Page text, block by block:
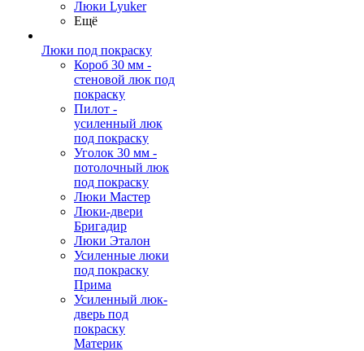
Люки Lyuker
Ещё
Люки под покраску
Короб 30 мм -
стеновой люк под
покраску
Пилот -
усиленный люк
под покраску
Уголок 30 мм -
потолочный люк
под покраску
Люки Мастер
Люки-двери
Бригадир
Люки Эталон
Усиленные люки
под покраску
Прима
Усиленный люк-
дверь под
покраску
Материк